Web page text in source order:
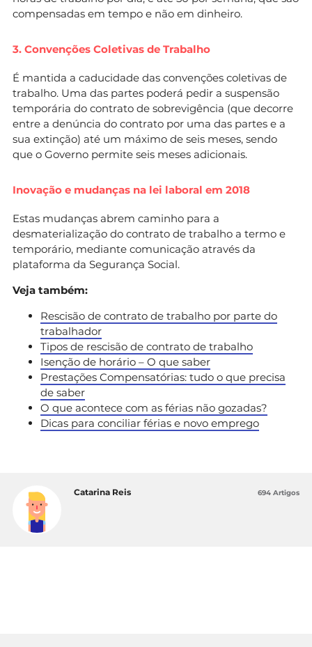
compensadas em tempo e não em dinheiro.
3. Convenções Coletivas de Trabalho
É mantida a caducidade das convenções coletivas de
trabalho. Uma das partes poderá pedir a suspensão
temporária do contrato de sobrevigência (que decorre
entre a denúncia do contrato por uma das partes e a
sua extinção) até um máximo de seis meses, sendo
que o Governo permite seis meses adicionais.
Inovação e mudanças na lei laboral em 2018
Estas mudanças abrem caminho para a
desmaterialização do contrato de trabalho a termo e
temporário, mediante comunicação através da
plataforma da Segurança Social.
Veja também:
Rescisão de contrato de trabalho por parte do
trabalhador
Tipos de rescisão de contrato de trabalho
Isenção de horário – O que saber
Prestações Compensatórias: tudo o que precisa
de saber
O que acontece com as férias não gozadas?
Dicas para conciliar férias e novo emprego
Catarina Reis 694 Artigos